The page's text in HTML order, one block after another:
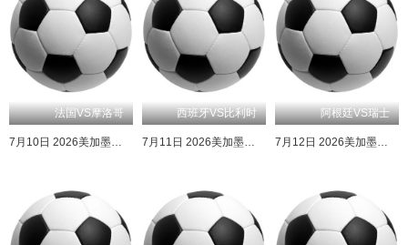
法国VS摩洛哥
7月10日 2026美加墨世界杯四分之一决赛 法国VS摩洛哥
西班牙VS比利时
7月11日 2026美加墨世界杯四分之一决赛 西班牙VS比利时
阿根廷VS瑞士
7月12日 2026美加墨世界杯四分之一决赛 阿根廷VS瑞士